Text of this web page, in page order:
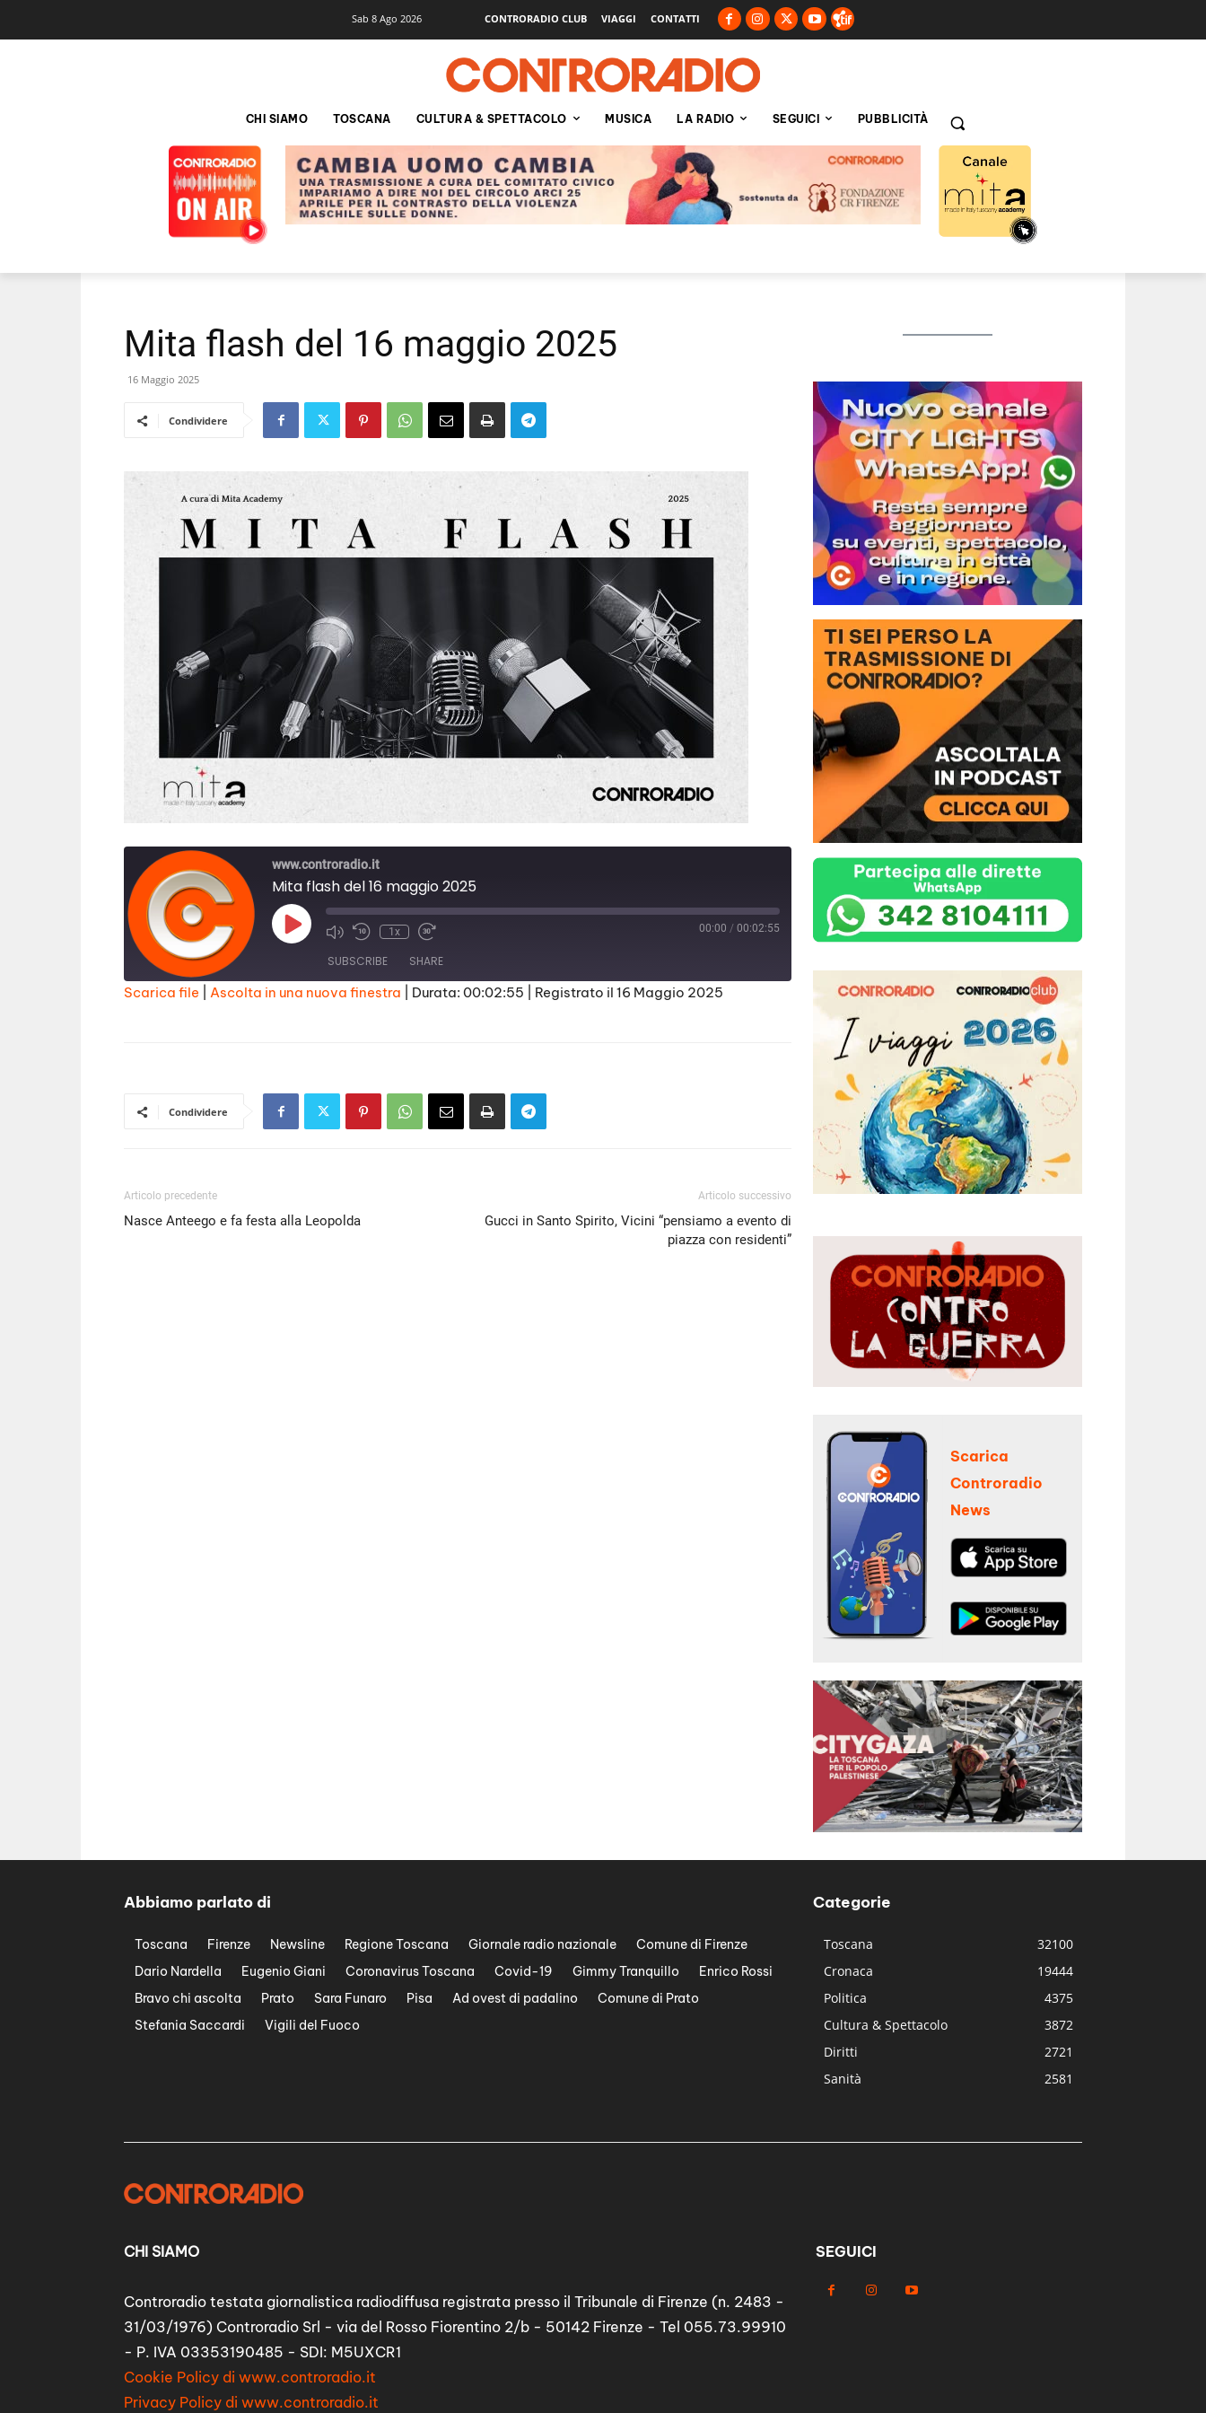
Sab 8 Ago 2026 CONTRORADIO CLUB VIAGGI CONTATTI
CHI SIAMO TOSCANA CULTURA & SPETTACOLO MUSICA LA RADIO SEGUICI PUBBLICITÀ
Mita flash del 16 maggio 2025
16 Maggio 2025
Condividere
www.controradio.it
Mita flash del 16 maggio 2025
Play
Episode
1x 00:00 / 00:02:55
SUBSCRIBE SHARE
Scarica file Ascolta in una nuova finestra Durata: 00:02:55 Registrato il 16 Maggio 2025
Condividere
Articolo precedente
Nasce Anteego e fa festa alla Leopolda
Articolo successivo
Gucci in Santo Spirito, Vicini “pensiamo a evento di
piazza con residenti”
Scarica
Controradio
News
Abbiamo parlato di
Toscana Firenze Newsline Regione Toscana Giornale radio nazionale
Comune di Firenze
Dario Nardella
Eugenio Giani Coronavirus Toscana Covid-19 Gimmy Tranquillo
Enrico Rossi
Bravo chi ascolta
Prato Sara Funaro Pisa Ad ovest di padalino
Comune di Prato
Stefania Saccardi
Vigili del Fuoco
Categorie
Toscana
32100
Cronaca
19444
Politica
4375
Cultura & Spettacolo
3872
Diritti
2721
Sanità
2581
CHI SIAMO
Controradio testata giornalistica radiodiffusa registrata presso il Tribunale di Firenze (n. 2483 -
31/03/1976) Controradio Srl - via del Rosso Fiorentino 2/b - 50142 Firenze - Tel 055.73.99910
- P. IVA 03353190485 - SDI: M5UXCR1
Cookie Policy di www.controradio.it
Privacy Policy di www.controradio.it
SEGUICI